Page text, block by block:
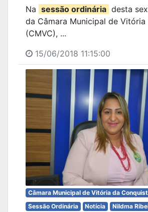
Na sessão ordinária desta
da Câmara Municipal de
(CMVC), ...
15/06/2018 11:15:00
Câmara Municipal de Vitória da
Sessão Ordinária
Notícia Nildma